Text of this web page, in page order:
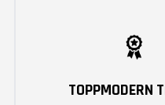
TOPPMODERN